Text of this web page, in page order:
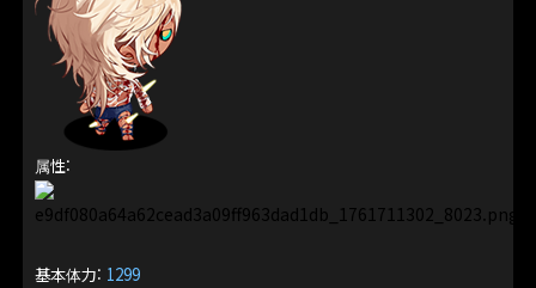
属性:
基本体力: 1299